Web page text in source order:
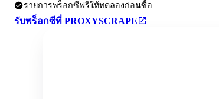
รายการพร็อกซีฟรีให้ทดลองก่อนซื้อ
รับพร็อกซีที่ PROXYSCRAPE